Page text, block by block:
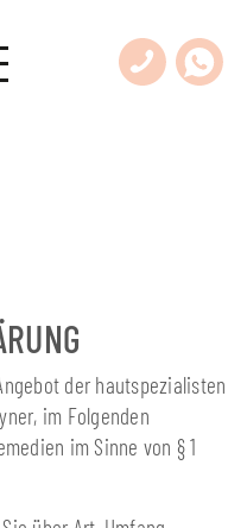
der hautspezialisten
im Folgenden
im Sinne von § 1